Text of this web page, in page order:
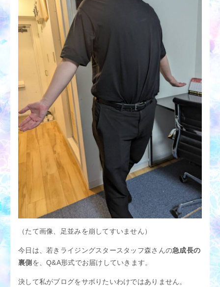
割引情報
口コミ
アクセス M性感適正診断
M性感用語集 スタッフブログ
女性求人
（たて画像、足並みを崩してすいません）
今日は、若きライジングスタースタッフ森さんの急成長の
裏側 を、Q&A形式でお届けしていきます。
決して私がブログをサボりたいわけではありません。